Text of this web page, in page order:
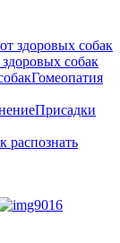
собак
Гомеопатия
Присадки
распознать